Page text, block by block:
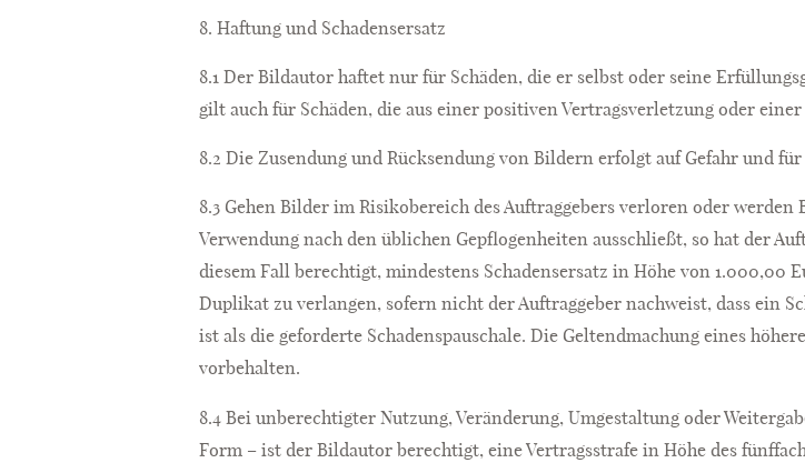
8. Haftung und Schadensersatz
8.1 Der Bildautor haftet nur für Schäden, die er selbst oder seine
gilt auch für Schäden, die aus einer positiven Vertragsverletzung oder
8.2 Die Zusendung und Rücksendung von Bildern erfolgt auf Gefahr und für
8.3 Gehen Bilder im Risikobereich des Auftraggebers verloren oder
Verwendung nach den üblichen Gepflogenheiten ausschließt, so hat der
diesem Fall berechtigt, mindestens Schadensersatz in Höhe von 1.000,00
Duplikat zu verlangen, sofern nicht der Auftraggeber nachweist, dass ein
ist als die geforderte Schadenspauschale. Die Geltendmachung eines
vorbehalten.
8.4 Bei unberechtigter Nutzung, Veränderung, Umgestaltung oder
Form – ist der Bildautor berechtigt, eine Vertragsstrafe in Höhe des